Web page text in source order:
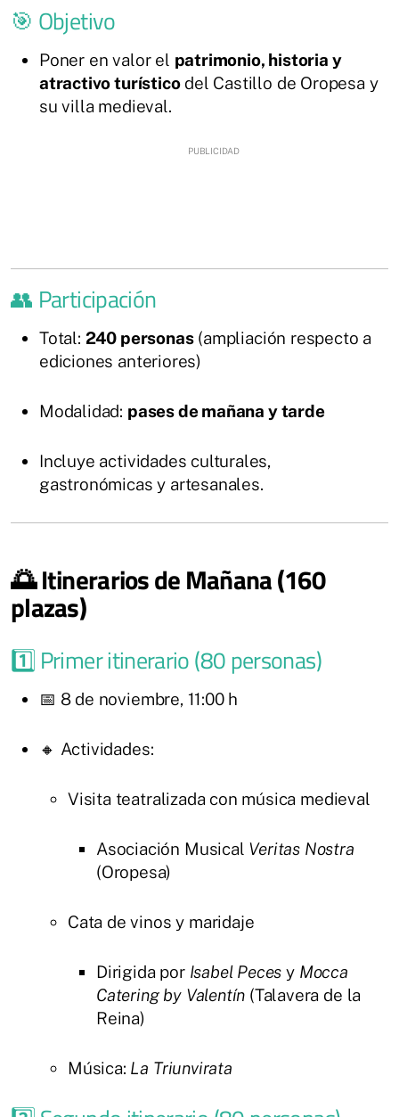
🎯 Objetivo
Poner en valor el patrimonio, historia y
atractivo turísticodel Castillo de Oropesa y
su villa medieval.
👥 Participación
Total: 240 personas(ampliación respecto a
ediciones anteriores)
Modalidad: pases de mañana y tarde
Incluye actividades culturales,
gastronómicas y artesanales.
🌅 Itinerarios de Mañana (160
plazas)
1️⃣ Primer itinerario (80 personas)
📅 8 de noviembre, 11:00 h
🔸 Actividades:
Visita teatralizada con música medieval
Asociación Musical Veritas Nostra
(Oropesa)
Cata de vinos y maridaje
Dirigida por Isabel Peces y Mocca
Catering by Valentín (Talavera de la
Reina)
Música: La Triunvirata